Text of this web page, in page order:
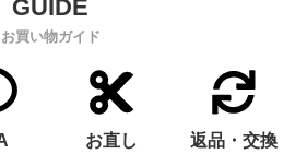
お買い物ガイド
お直し 返品・交換